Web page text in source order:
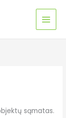
sąmatas.